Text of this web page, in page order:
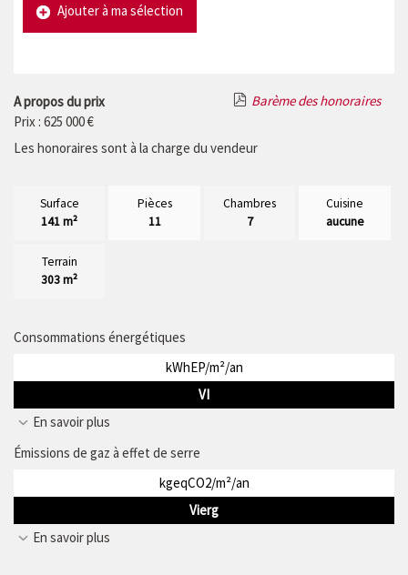
Ajouter à ma sélection
A propos du prix
Barème des honoraires
Prix : 625 000 €
Les honoraires sont à la charge du vendeur
Surface
141 m²
Pièces
11
Chambres
7
Cuisine
aucune
Terrain
303 m²
Consommations énergétiques
kWhEP/m²/an
VI
En savoir plus
Émissions de gaz à effet de serre
kgeqCO2/m²/an
Vierg
En savoir plus